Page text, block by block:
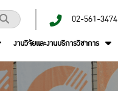
02-561-3474
งานวิจัยและงานบริการวิชาการ